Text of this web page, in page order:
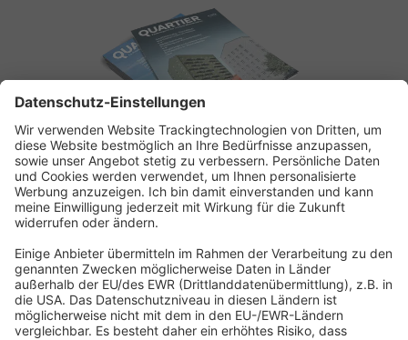
ABONNEMENT ANFORDERN
Kostenloses Probeheft anfordern